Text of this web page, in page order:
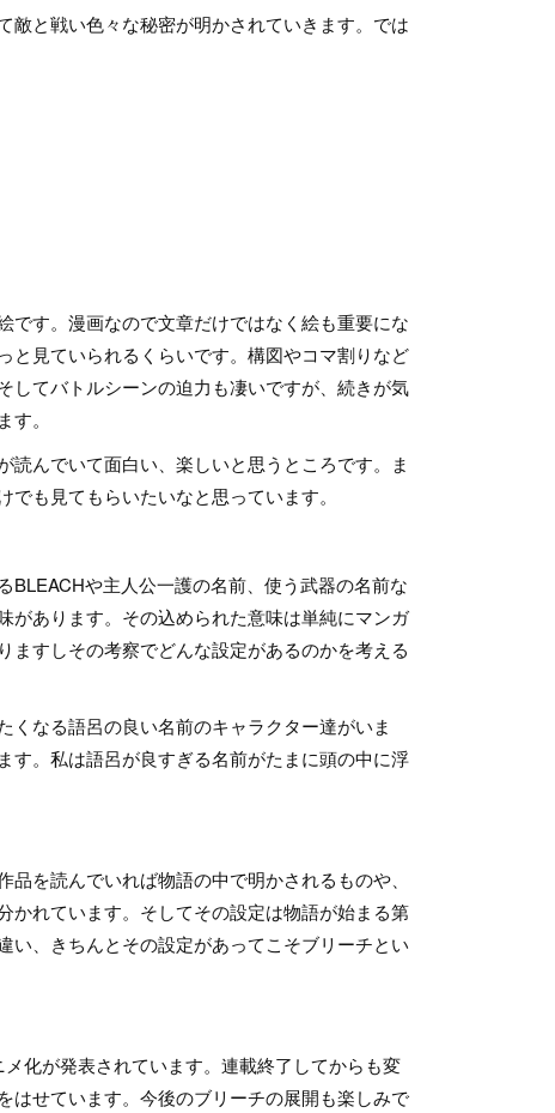
敵と戦い色々な秘密が明かされていきます。では
です。漫画なので文章だけではなく絵も重要にな
と見ていられるくらいです。構図やコマ割りなど
してバトルシーンの迫力も凄いですが、続きが気
。
んでいて面白い、楽しいと思うところです。ま
も見てもらいたいなと思っています。
や主人公一護の名前、使う武器の名前な
があります。その込められた意味は単純にマンガ
ますしその考察でどんな設定があるのかを考える
なる語呂の良い名前のキャラクター達がいま
す。私は語呂が良すぎる名前がたまに頭の中に浮
を読んでいれば物語の中で明かされるものや、
かれています。そしてその設定は物語が始まる第
、きちんとその設定があってこそブリーチとい
化が発表されています。連載終了してからも変
はせています。今後のブリーチの展開も楽しみで